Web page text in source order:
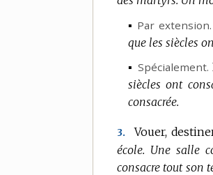
▪ Par extension.
que les siècles
▪ Spécialement.
siècles ont
consacrée.
3. Vouer,
école. Une salle
consacre tout son